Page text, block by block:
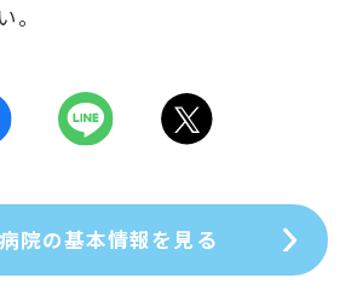
。
院の基本情報を見る